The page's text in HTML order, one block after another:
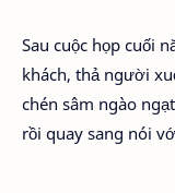
Sau cuộc họp cuối
khách, thả người
chén sâm ngào
rồi quay sang nói